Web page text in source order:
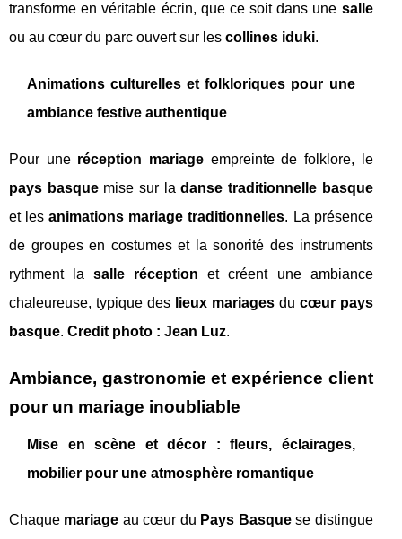
transforme en véritable écrin, que ce soit dans une salle
ou au cœur du parc ouvert sur les collines iduki.
Animations culturelles et folkloriques pour une
ambiance festive authentique
Pour une réception mariageempreinte de folklore, le
pays basquemise sur ladanse traditionnelle basque
et lesanimations mariage traditionnelles. La présence
de groupes en costumes et la sonorité des instruments
rythment lasalle réception et créent une ambiance
chaleureuse, typique des lieux mariagesdu cœur pays
basque. Credit photo : Jean Luz.
Ambiance, gastronomie et expérience client
pour un mariage inoubliable
Mise en scène et décor : fleurs, éclairages,
mobilier pour une atmosphère romantique
Chaque mariage au cœur du Pays Basquese distingue